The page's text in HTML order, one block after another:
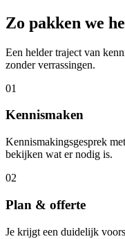
Zo pakken we
Een helder traject van
zonder verrassingen.
01
Kennismaken
Kennismakingsgesprek
bekijken wat er nodig is.
02
Plan & offerte
Je krijgt een duidelijk